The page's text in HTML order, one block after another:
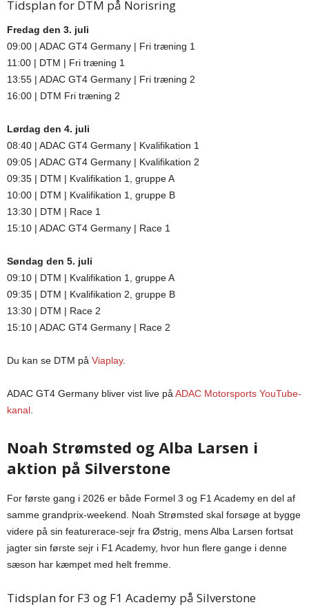
Tidsplan for DTM på Norisring
Fredag den 3. juli
09:00 | ADAC GT4 Germany | Fri træning 1
11:00 | DTM | Fri træning 1
13:55 | ADAC GT4 Germany | Fri træning 2
16:00 | DTM Fri træning 2
Lørdag den 4. juli
08:40 | ADAC GT4 Germany | Kvalifikation 1
09:05 | ADAC GT4 Germany | Kvalifikation 2
09:35 | DTM | Kvalifikation 1, gruppe A
10:00 | DTM | Kvalifikation 1, gruppe B
13:30 | DTM | Race 1
15:10 | ADAC GT4 Germany | Race 1
Søndag den 5. juli
09:10 | DTM | Kvalifikation 1, gruppe A
09:35 | DTM | Kvalifikation 2, gruppe B
13:30 | DTM | Race 2
15:10 | ADAC GT4 Germany | Race 2
Du kan se DTM på Viaplay.
ADAC GT4 Germany bliver vist live på ADAC Motorsports YouTube-
kanal
Noah Strømsted og Alba Larsen i
aktion på Silverstone
For første gang i 2026 er både Formel 3 og F1 Academy en del af
samme grandprix-weekend. Noah Strømsted skal forsøge at bygge
videre på sin featurerace-sejr fra Østrig, mens Alba Larsen fortsat
jagter sin første sejr i F1 Academy, hvor hun flere gange i denne
sæson har kæmpet med helt fremme.
Tidsplan for F3 og F1 Academy på Silverstone